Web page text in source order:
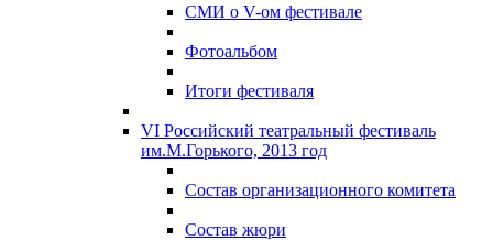
СМИ о V-ом фестивале
Фотоальбом
Итоги фестиваля
VI Российский театральный фестиваль
им.М.Горького, 2013 год
Состав организационного комитета
Состав жюри